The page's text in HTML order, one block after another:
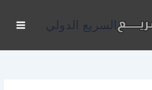
السريع الدولي